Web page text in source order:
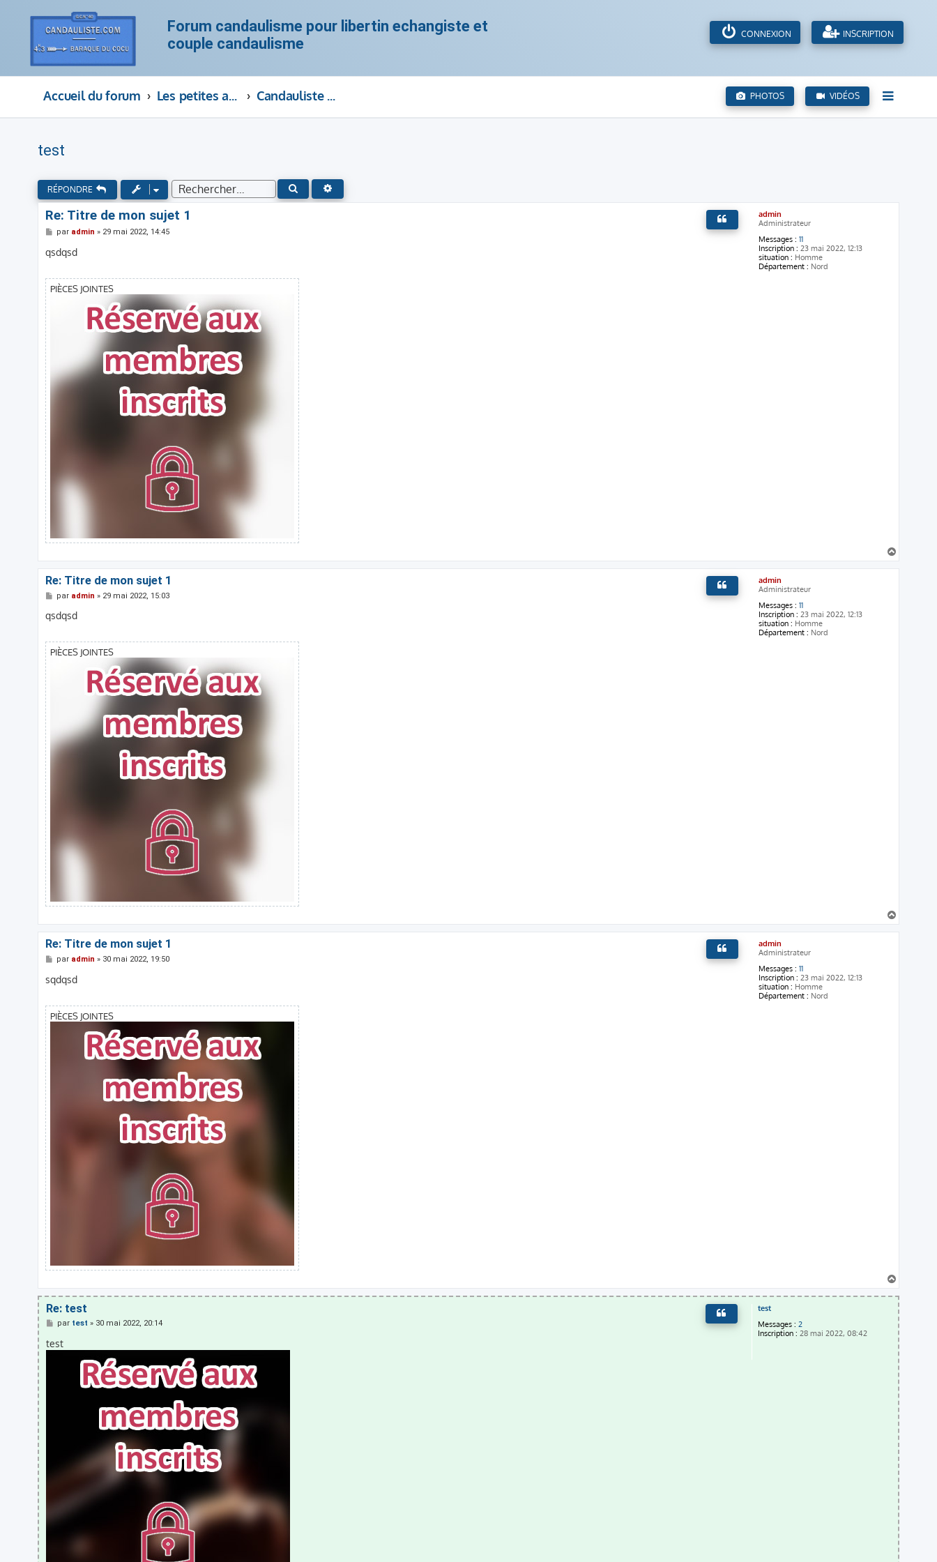
Forum candaulisme pour libertin echangiste et
couple candaulisme
CONNEXION INSCRIPTION
PHOTOS VIDÉOS
Accueil du forum Les petites annonces des hommes cocus, couple candaulisme, cocufieur et cocufieuse Candauliste autre qu'en france
test
RÉPONDRE RECHERCHER
admin
Administrateur
Messages : 11
Inscription : 23 mai 2022, 12:13
situation : Homme
Département : Nord
Re: Titre de mon sujet 1
M
s
s
g
e
par admin » 29 mai 2022, 14:45
qsdqsd
PIÈCES JOINTES
a
u
admin
Administrateur
Messages : 11
Inscription : 23 mai 2022, 12:13
situation : Homme
Département : Nord
Re: Titre de mon sujet 1
M
s
s
g
e
par admin » 29 mai 2022, 15:03
qsdqsd
PIÈCES JOINTES
a
u
admin
Administrateur
Messages : 11
Inscription : 23 mai 2022, 12:13
situation : Homme
Département : Nord
Re: Titre de mon sujet 1
M
s
s
g
e
par admin » 30 mai 2022, 19:50
sqdqsd
PIÈCES JOINTES
a
u
t
test
Messages : 2
Inscription : 28 mai 2022, 08:42
Re: test
M
s
s
par test » 30 mai 2022, 20:14
test